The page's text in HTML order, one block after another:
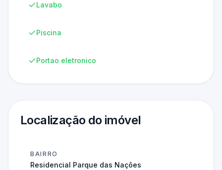
Lavabo
Piscina
Portao eletronico
Localização do imóvel
BAIRRO
Residencial Parque das Nações